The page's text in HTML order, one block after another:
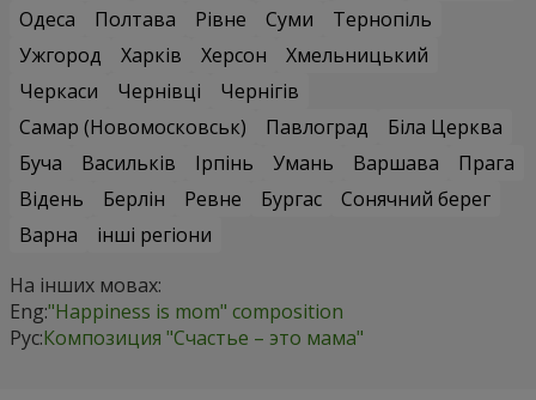
Одеса
Полтава Рівне Суми
Тернопіль
Ужгород
Харків Херсон
Хмельницький
Черкаси
Чернівці
Чернігів
Самар (Новомосковськ)
Павлоград
Біла Церква
Буча
Васильків Ірпінь Умань Варшава
Прага
Відень
Берлін Ревне Бургас
Сонячний берег
Варна
інші регіони
На інших мовах:
Eng:"Happiness is mom" composition
Рус:Композиция "Счастье – это мама"